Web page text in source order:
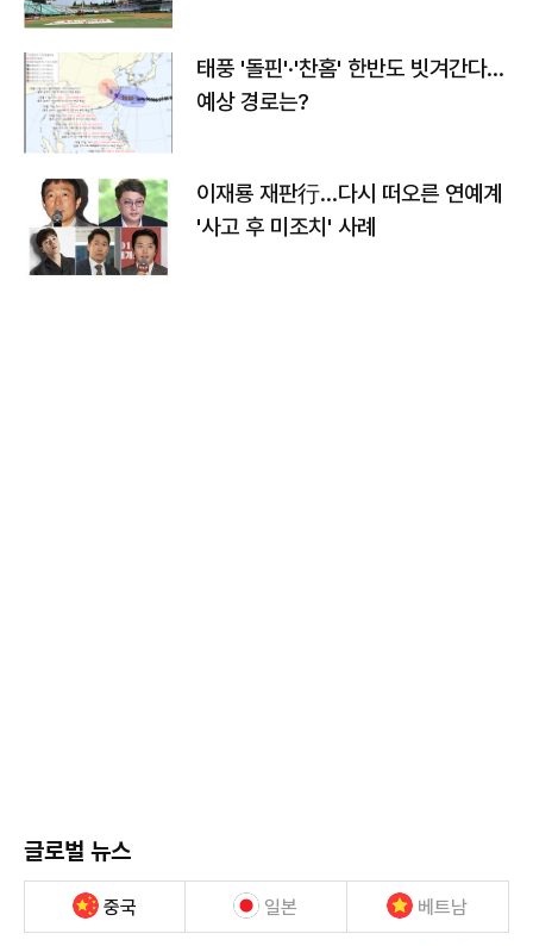
태풍 '돌핀'·'찬홈' 한반도 빗겨간다…
예상 경로는?
이재룡 재판行…다시 떠오른 연예계
'사고 후 미조치' 사례
글로벌 뉴스
중국 일본 베트남